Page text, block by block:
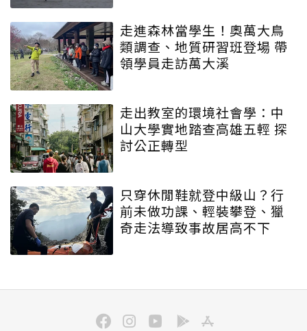
走進森林當學生！奧萬大鳥
類調查、地質研習班登場 帶
領學員走訪萬大溪
走出教室的環境社會學：中
山大學實地踏查高雄五輕 探
討公正轉型
只穿休閒鞋就登中級山？行
前未做功課、輕裝攀登、獵
奇走法導致事故居高不下